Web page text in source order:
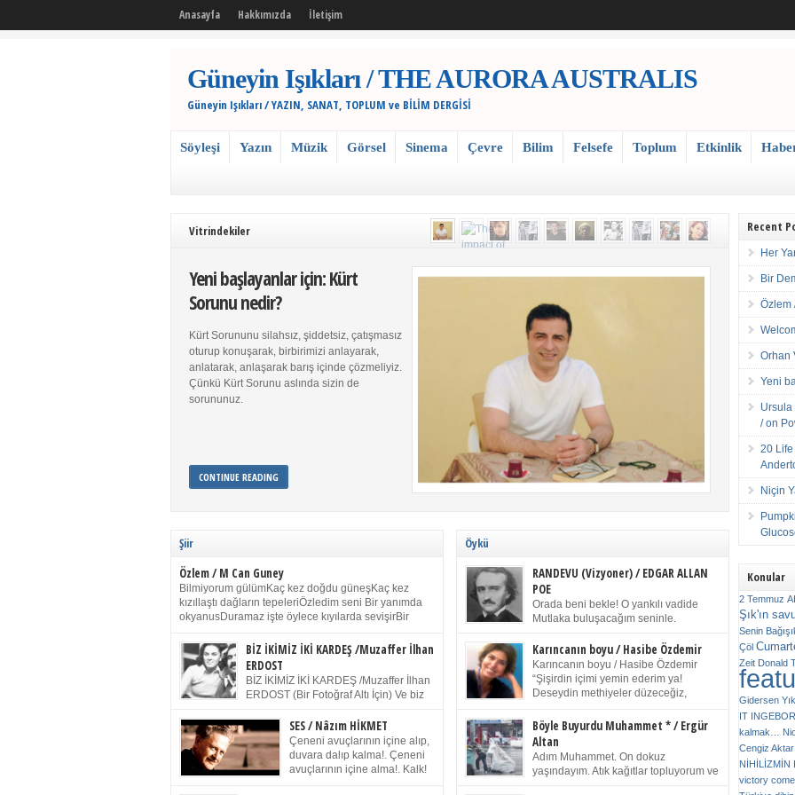
Anasayfa Hakkımızda İletişim
Güneyin Işıkları / THE AURORA AUSTRALIS
Güneyin Işıkları / YAZIN, SANAT, TOPLUM ve BİLİM DERGİSİ
Söyleşi Yazın Müzik Görsel Sinema Çevre Bilim Felsefe Toplum Etkinlik
Vitrindekiler
Yeni başlayanlar için: Kürt
Sorunu nedir?
Kürt Sorununu silahsız, şiddetsiz, çatışmasız
oturup konuşarak, birbirimizi anlayarak,
anlatarak, anlaşarak barış içinde çözmeliyiz.
Çünkü Kürt Sorunu aslında sizin de
sorununuz.
CONTINUE READING
Şiir
Özlem / M Can Guney
Bilmiyorum gülümKaç kez doğdu güneşKaç kez
kızıllaştı dağların tepeleriÖzledim seni Bir yanımda
okyanusDuramaz işte öylece kıyılarda sevişirBir
dururSokulur yalnızlığıma kokun olur Gözlerim bir
buruk gülümsemeDudağımda buğusu
öpüşlerinGeceler boyuÖzledim seni 2004 Haziran
Sydney / Toplumsal Kaynak / Memduh Güney
BİZ İKİMİZ İKİ KARDEŞ /Muzaffer İlhan
ERDOST
BİZ İKİMİZ İKİ KARDEŞ /Muzaffer İlhan
ERDOST (Bir Fotoğraf Altı İçin) Ve biz
Duracağız Fotoğrafımızda durduğumuz gibi Benim
ellerimde kelepçe Yüzümde yapay bir gülüş
(Kelepçeyi yadırgamanın gülüşü belki İlk kez olduğu
için Sonra alıştım Ve unuttum sonra kelepçeyi
SES / Nâzım HİKMET
Çeneni avuçlarının içine alıp,
duvara dalıp kalma!. Çeneni
avuçlarının içine alma!. Kalk!
Öykü
RANDEVU (Vizyoner) / EDGAR ALLAN
POE
Orada beni bekle! O yankılı vadide
Mutlaka buluşacağım seninle.
karısının ölümü üstüne yazdığı ağıt.) Talihsiz ve
gizemli adam! – Sen ki kendi hayal gücünün
parlaklığıyla afalladın, gençliğinin alevleri arasına
düştün! Hayalimde seni tekrar görüyorum! Bir kez
olduğun gibi değil soğuk vadide ve gölgelerin […]
Karıncanın boyu / Hasibe Özdemir
Karıncanın boyu / Hasibe Özdemir
“Şişirdin içimi yemin ederim ya!
Deseydin methiyeler düzeceğiz,
titriyor. “Sana gel demedim kızım.” diyorum sakince.
“Takıldın peşime madem, ne duyarsan
katlanacaksın.” Bir sigara yakıyor. Başını yana yatırıp,
bezmiş annelerin yılgın bakışıyla süzüyor beni.
Kaşlarımı kaldırıp ona bakıyorum ben de. Pes ediyor.
Böyle Buyurdu Muhammet * / Ergür
Altan
Adım Muhammet. On dokuz
yaşındayım. Atık kağıtlar topluyorum ve
Recent
Her
Bir
Özlem
Orhan
Yeni
Ursula
/ on
20
Niçin
Konular
2 Temmuz
Şık'ın
Senin
Çöl
Zeit Donald
Gidersen
IT
kalmak…
Cengiz Aktar
NİHİLİZMİN
victory